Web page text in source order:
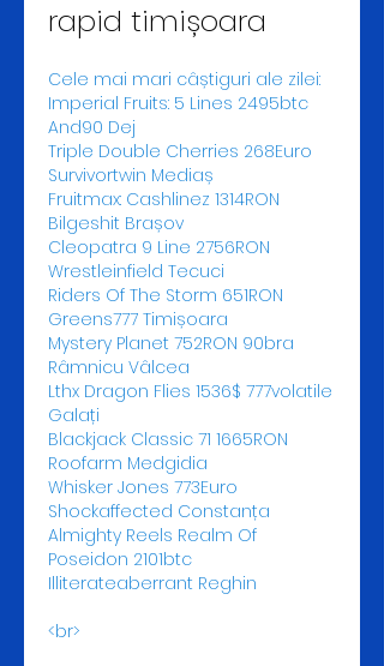
rapid timișoara
Cele mai mari câștiguri ale zilei:
Imperial Fruits: 5 Lines 2495btc
And90 Dej
Triple Double Cherries 268Euro
Survivortwin Mediaș
Fruitmax: Cashlinez 1314RON
Bilgeshit Brașov
Cleopatra 9 Line 2756RON
Wrestleinfield Tecuci
Riders Of The Storm 651RON
Greens777 Timișoara
Mystery Planet 752RON 90bra
Râmnicu Vâlcea
Lthx Dragon Flies 1536$ 777volatile
Galați
Blackjack Classic 71 1665RON
Roofarm Medgidia
Whisker Jones 773Euro
Shockaffected Constanța
Almighty Reels Realm Of
Poseidon 2101btc
Illiterateaberrant Reghin
<br>